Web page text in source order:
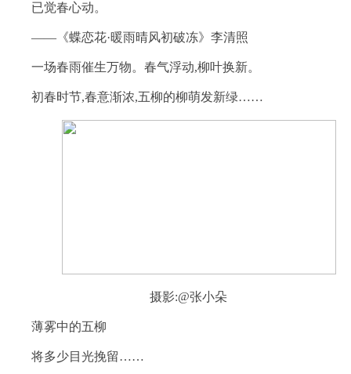
已觉春心动。
——《蝶恋花·暖雨晴风初破冻》李清照
一场春雨催生万物。春气浮动,柳叶换新。
初春时节,春意渐浓,五柳的柳萌发新绿……
摄影:@张小朵
薄雾中的五柳
将多少目光挽留……